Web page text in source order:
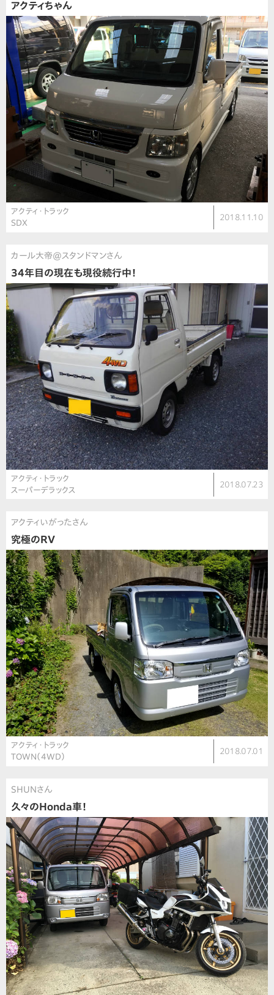
アクティちゃん
アクティ・トラック
SDX
2018.11.10
カール大帝@スタンドマンさん
34年目の現在も現役続行中！
アクティ・トラック
スーパーデラックス
2018.07.23
アクティいがったさん
究極のRV
アクティ・トラック
TOWN（4WD）
2018.07.01
SHUNさん
久々のHonda車！